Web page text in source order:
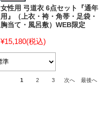
女性用 弓道衣 6点セット『通年
用』（上衣・袴・角帯・足袋・
胸当て・風呂敷）WEB限定
¥15,180(税込)
1 2 3 次へ 最後へ